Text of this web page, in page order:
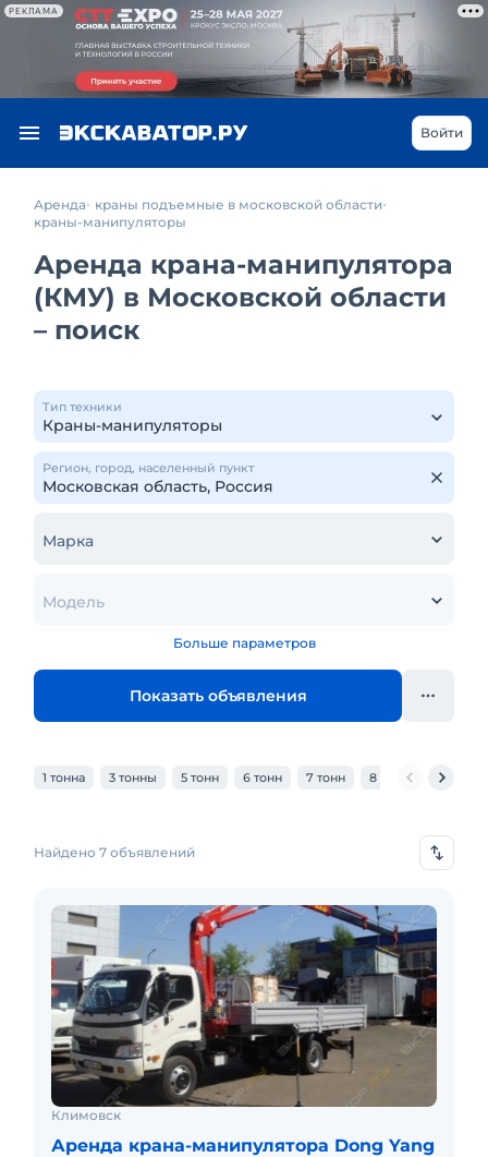
РЕКЛАМА
Войти
Аренда
краны подъемные в московской области
краны-манипуляторы
Аренда крана-манипулятора
(КМУ) в Московской области
– поиск
Тип техники
Регион, город, населенный пункт
Марка
Модель
Больше параметров
Показать объявления
1 тонна 3 тонны 5 тонн 6 тонн 7 тонн 8 тонн 10 тонн
Найдено 7 объявлений
Климовск
Аренда крана-манипулятора Dong Yang